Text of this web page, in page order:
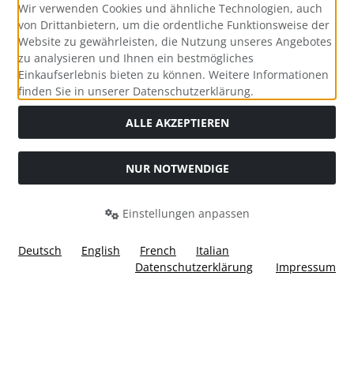
Social Media
Widerrufsformular
Wir verwenden Cookies und ähnliche Technologien, auch
von Drittanbietern, um die ordentliche Funktionsweise der
Website zu gewährleisten, die Nutzung unseres Angebotes
zu analysieren und Ihnen ein bestmögliches
Einkaufserlebnis bieten zu können. Weitere Informationen
finden Sie in unserer Datenschutzerklärung.
ALLE AKZEPTIEREN
NUR NOTWENDIGE
Einstellungen anpassen
Deutsch English French
Italian
Datenschutzerklärung
Impressum